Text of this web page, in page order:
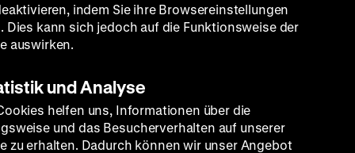
indem Sie ihre Browsereinstellungen
Dies kann sich jedoch auf die Funktionsweise der
auswirken.
und Analyse
helfen uns, Informationen über die
und das Besucherverhalten auf unserer
zu erhalten. Dadurch können wir unser Angebot